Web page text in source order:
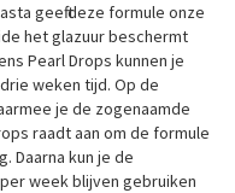
geeft deze formule onze
het glazuur beschermt
Pearl Drops kunnen je
weken tijd. Op de
je de zogenaamde
raadt aan om de formule
Daarna kun je de
week blijven gebruiken